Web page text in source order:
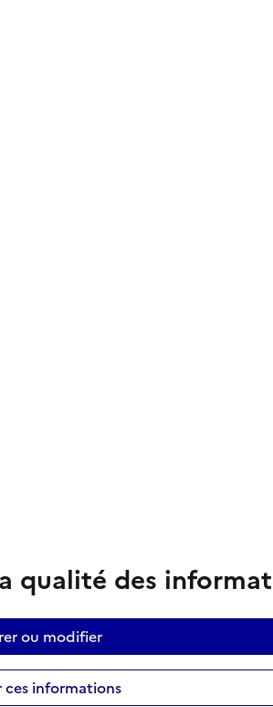
qualité des
ou modifier
informations